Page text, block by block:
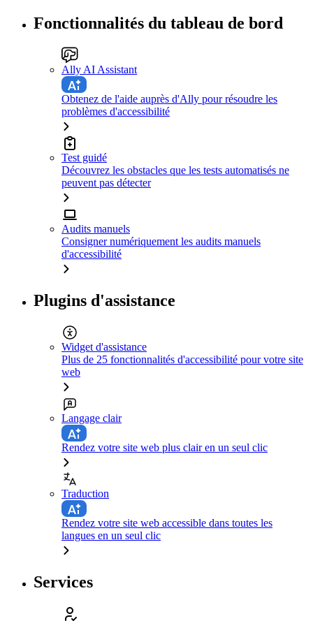
Fonctionnalités du tableau de bord
Ally AI Assistant
Obtenez de l'aide auprès d'Ally pour résoudre les
problèmes d'accessibilité
Test guidé
Découvrez les obstacles que les tests automatisés ne
peuvent pas détecter
Audits manuels
Consigner numériquement les audits manuels
d'accessibilité
Plugins d'assistance
Widget d'assistance
Plus de 25 fonctionnalités d'accessibilité pour votre site
web
Langage clair
Rendez votre site web plus clair en un seul clic
Traduction
Rendez votre site web accessible dans toutes les
langues en un seul clic
Services